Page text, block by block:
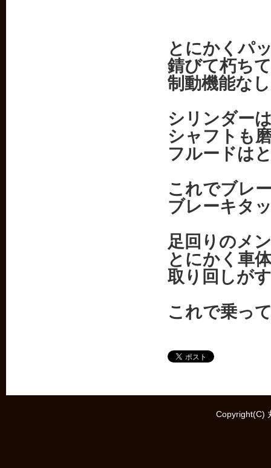
とにかくパ
錆びて朽ち
制動機能なし
シリンダー
シャフトも
フルードは
これでブレ
ブレーキタ
足回りのメ
とにかく車
取り回しが
これで乗っ
Copyright(C)